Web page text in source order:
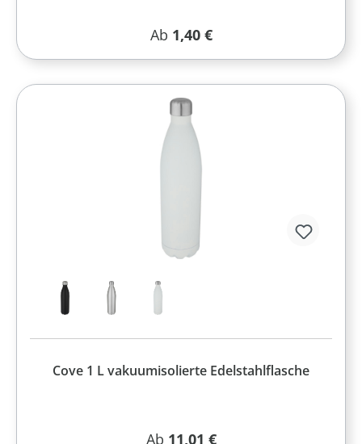
Regulärer Preis:
Ab 1,40 €
Cove 1 L vakuumisolierte Edelstahlflasche
Regulärer Preis:
Ab 11,01 €